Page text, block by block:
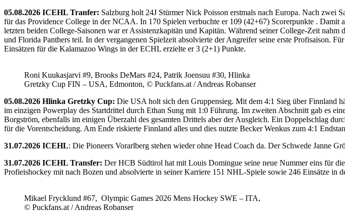
05.08.2026 ICEHL Tranfer: Salzburg holt 24J Stürmer Nick Poisson erstmals nach Europa. Nach
für das Providence College in der NCAA. In 170 Spielen verbuchte er 109 (42+67) Scorerpunkte . Damit
letzten beiden College-Saisonen war er Assistenzkapitän und Kapitän. Während seiner College-Zeit
und Florida Panthers teil. In der vergangenen Spielzeit absolvierte der Angreifer seine erste Profisaison.
Einsätzen für die Kalamazoo Wings in der ECHL erzielte er 3 (2+1) Punkte.
Roni Kuukasjarvi #9, Brooks DeMars #24, Patrik Joensuu #30, Hlinka
Gretzky Cup FIN – USA, Edmonton, © Puckfans.at / Andreas Robanser
05.08.2026 Hlinka Gretzky Cup: Die USA holt sich den Gruppensieg. Mit dem 4:1 Sieg über Finnland
im einzigen Powerplay des Startdrittel durch Ethan Sung mit 1:0 Führung. Im zweiten Abschnitt gab es
Borgström, ebenfalls im einigen Überzahl des gesamten Drittels aber der Ausgleich. Ein Doppelschlag
für die Vorentscheidung. Am Ende riskierte Finnland alles und dies nutzte Becker Wenkus zum 4:1
31.07.2026 ICEHL: Die Pioneers Vorarlberg stehen wieder ohne Head Coach da. Der Schwede Janne
31.07.2026 ICEHL Transfer: Der HCB Südtirol hat mit Louis Domingue seine neue Nummer eins für
Profieishockey mit nach Bozen und absolvierte in seiner Karriere 151 NHL-Spiele sowie 246 Einsätze in
Mikael Frycklund #67, Olympic Games 2026 Mens Hockey SWE – ITA,
© Puckfans.at / Andreas Robanser